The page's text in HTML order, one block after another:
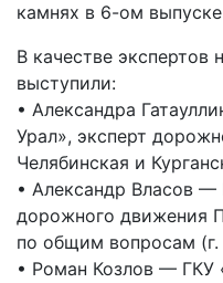
камнях в 6-ом
В качестве экспертов
выступили:
• Александра
Урал», эксперт
Челябинская и
• Александр Власов —
дорожного движения
по общим вопросам
• Роман Козлов — ГКУ